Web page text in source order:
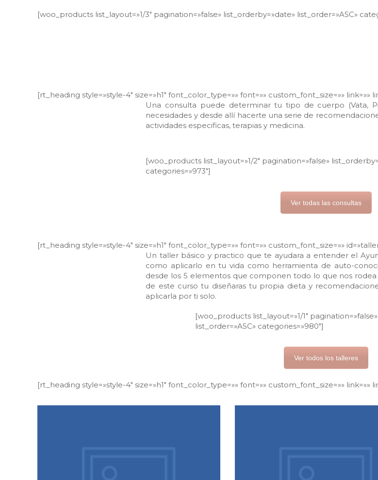
[woo_products list_layout=»1/3″ pagination=»false» list_orderby=»date» list_order=»ASC»
[rt_heading style=»style-4″ size=»h1″ font_color_type=»» font=»» custom_font_size=»» link=»»
Una consulta puede determinar tu tipo de cuerpo (Vata,
necesidades y desde allí hacerte una serie de
actividades especificas, terapias y medicina.
[woo_products list_layout=»1/2″ pagination=»false»
categories=»973″]
Ver todas las consultas
[rt_heading style=»style-4″ size=»h1″ font_color_type=»» font=»» custom_font_size=»»
Un taller básico y practico que te ayudara a entender el
como aplicarlo en tu vida como herramienta de auto-
desde los 5 elementos que componen todo lo que nos
de este curso tu diseñaras tu propia dieta y
aplicarla por ti solo.
[woo_products list_layout=»1/1″
list_order=»ASC» categories=»980″]
Ver todos los talleres
[rt_heading style=»style-4″ size=»h1″ font_color_type=»» font=»» custom_font_size=»» link=»»